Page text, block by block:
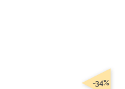
-34%